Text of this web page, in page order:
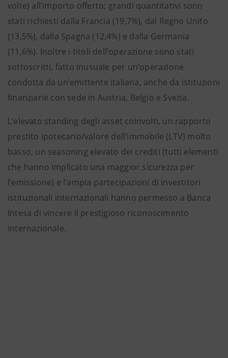
volte) all’importo offerto; grandi quantitativi sono
stati richiesti dalla Francia (19,7%), dal Regno Unito
(13,5%), dalla Spagna (12,4%) e dalla Germania
(11,6%). Inoltre i titoli dell’operazione sono stati
sottoscritti, fatto inusuale per un’operazione
condotta da un’emittente italiana, anche da istituzioni
finanziarie con sede in Austria, Belgio e Svezia.
L’elevato standing degli asset coinvolti, un rapporto
prestito ipotecario/valore dell’immobile (LTV) molto
basso, un seasoning elevato dei crediti (tutti elementi
che hanno implicato una maggior sicurezza per
l’emissione) e l’ampia partecipazioni di investitori
istituzionali internazionali hanno permesso a Banca
Intesa di vincere il prestigioso riconoscimento
internazionale.